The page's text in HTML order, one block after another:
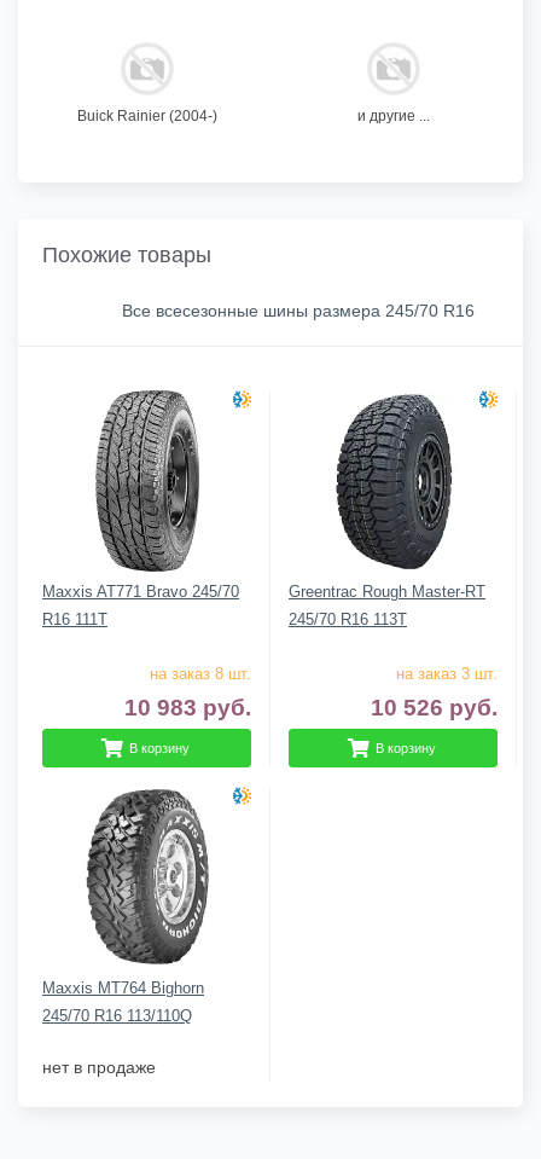
Buick Rainier (2004-) и другие ...
Похожие товары
Все всесезонные шины размера 245/70 R16
Maxxis AT771 Bravo 245/70
R16 111T
на заказ 8 шт.
10 983 руб.
В корзину
Greentrac Rough Master-RT
245/70 R16 113T
на заказ 3 шт.
10 526 руб.
В корзину
Maxxis MT764 Bighorn
245/70 R16 113/110Q
нет в продаже